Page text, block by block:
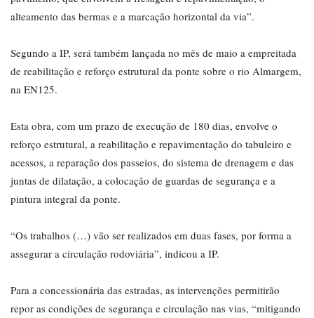
alteamento das bermas e a marcação horizontal da via”.
Segundo a IP, será também lançada no mês de maio a empreitada
de reabilitação e reforço estrutural da ponte sobre o rio Almargem,
na EN125.
Esta obra, com um prazo de execução de 180 dias, envolve o
reforço estrutural, a reabilitação e repavimentação do tabuleiro e
acessos, a reparação dos passeios, do sistema de drenagem e das
juntas de dilatação, a colocação de guardas de segurança e a
pintura integral da ponte.
“Os trabalhos (…) vão ser realizados em duas fases, por forma a
assegurar a circulação rodoviária”, indicou a IP.
Para a concessionária das estradas, as intervenções permitirão
repor as condições de segurança e circulação nas vias, “mitigando